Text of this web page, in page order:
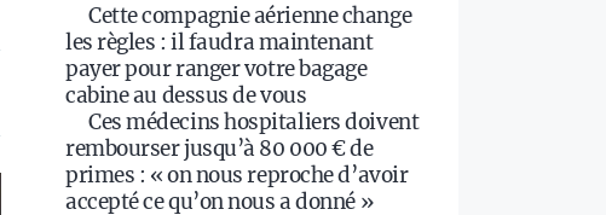
Cette compagnie aérienne change
les règles : il faudra maintenant
payer pour ranger votre bagage
cabine au dessus de vous
Ces médecins hospitaliers doivent
rembourser jusqu’à 80 000 € de
primes : « on nous reproche d’avoir
accepté ce qu’on nous a donné »